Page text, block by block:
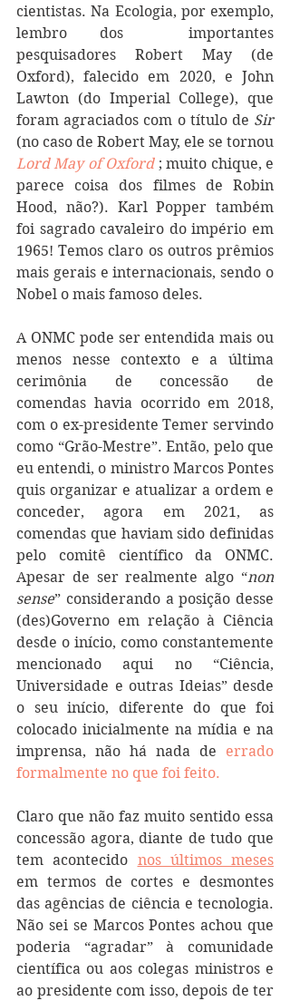
cientistas. Na Ecologia, por exemplo,
lembro dos  importantes
pesquisadores Robert May (de
Oxford), falecido em 2020, e John
Lawton (do Imperial College), que
foram agraciados com o título de Sir
Lord May of Oxford ; muito chique, e
parece coisa dos filmes de Robin
Hood, não?). Karl Popper também
foi sagrado cavaleiro do império em
1965! Temos claro os outros prêmios
mais gerais e internacionais, sendo o
Nobel o mais famoso deles.
A ONMC pode ser entendida mais ou
menos nesse contexto e a última
cerimônia de concessão de
comendas havia ocorrido em 2018,
com o ex-presidente Temer servindo
como “Grão-Mestre”. Então, pelo que
eu entendi, o ministro Marcos Pontes
quis organizar e atualizar a ordem e
conceder, agora em 2021, as
comendas que haviam sido definidas
pelo comitê científico da ONMC.
Apesar de ser realmente algo “non
sense” considerando a posição desse
(des)Governo em relação à Ciência
desde o início, como constantemente
mencionado aqui no “Ciência,
Universidade e outras Ideias” desde
o seu início, diferente do que foi
colocado inicialmente na mídia e na
imprensa, não há nada de errado
formalmente no que foi feito.
Claro que não faz muito sentido essa
concessão agora, diante de tudo que
tem acontecido nos últimos meses
em termos de cortes e desmontes
das agências de ciência e tecnologia.
Não sei se Marcos Pontes achou que
poderia “agradar” à comunidade
científica ou aos colegas ministros e
ao presidente com isso, depois de ter